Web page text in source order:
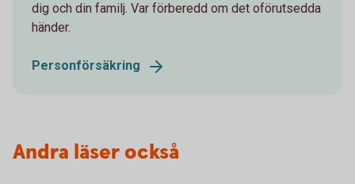
dig och din familj. Var förberedd om det oförutsedda
händer.
Personförsäkring
Andra läser också